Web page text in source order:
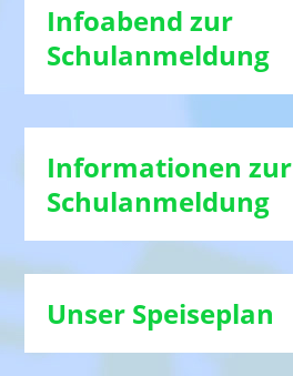
Infoabend zur
Schulanmeldung
Informationen zur
Schulanmeldung
Unser Speiseplan